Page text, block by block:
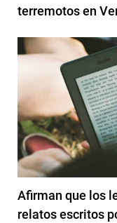
terremotos en
Afirman que los
relatos escritos